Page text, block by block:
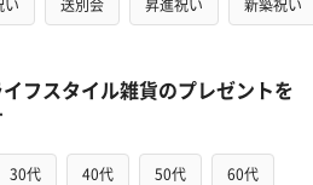
フスタイル雑貨のプレゼントを
30代 40代 50代 60代